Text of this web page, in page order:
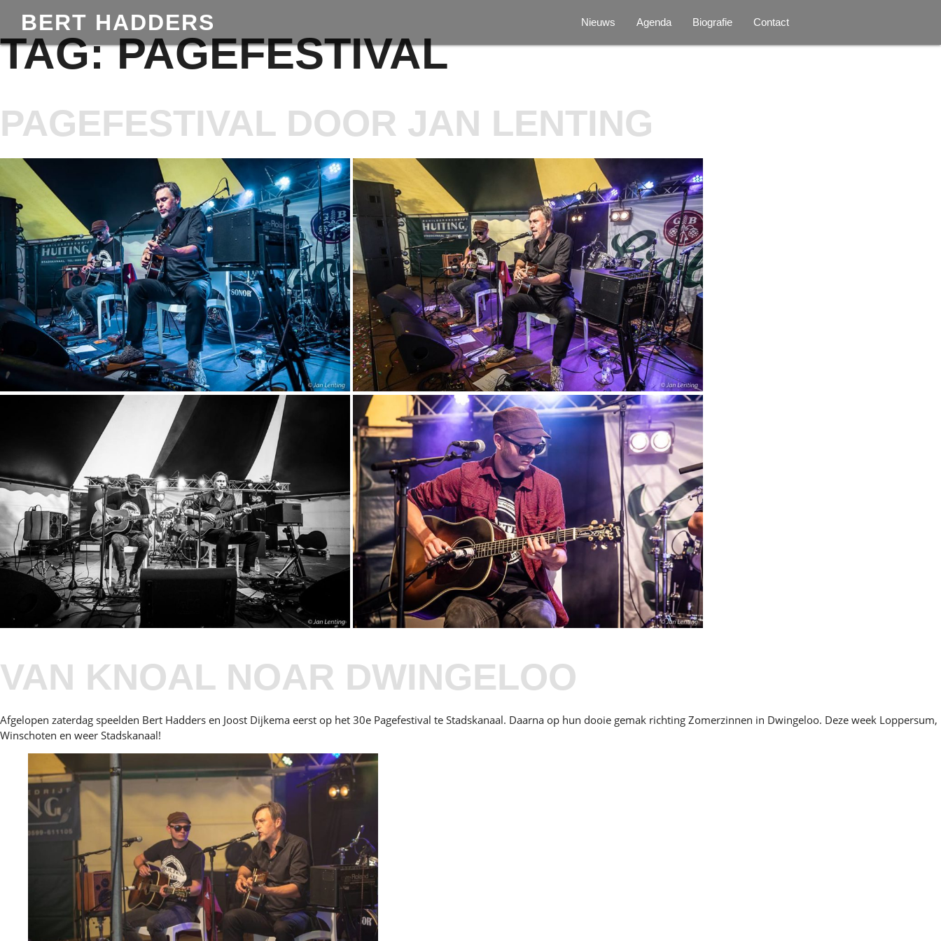
BERT HADDERS Nieuws Agenda Biografie Contact
TAG:PAGEFESTIVAL
PAGEFESTIVAL DOOR JAN LENTING
VAN KNOAL NOAR DWINGELOO
Afgelopen zaterdag speelden Bert Hadders en Joost Dijkema eerst op het 30e Pagefestival te Stadskanaal. Daarna op hun dooie gemak richting Zomerzinnen in Dwingeloo. Deze week Loppersum,
Winschoten en weer Stadskanaal!